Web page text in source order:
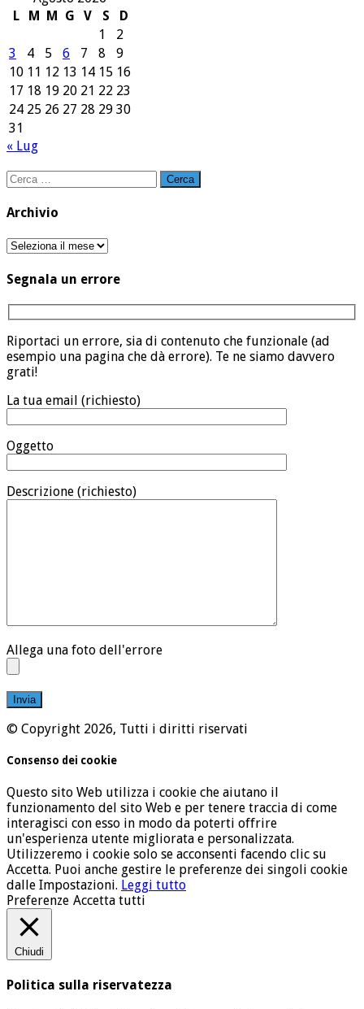
L
M M G V S
D
1
2
3
4 5 6 7 8
9
10 11 12 13 14 15 16
17 18 19 20 21 22 23
24 25 26 27 28 29 30
31
« Lug
Ricerca
per:
Archivio
Archivio
Segnala un errore
Riportaci un errore, sia di contenuto che funzionale (ad
esempio una pagina che dà errore). Te ne siamo davvero
grati!
La tua email (richiesto)
Oggetto
Descrizione (richiesto)
Allega una foto dell'errore
© Copyright 2026, Tutti i diritti riservati
Consenso dei cookie
Questo sito Web utilizza i cookie che aiutano il
funzionamento del sito Web e per tenere traccia di come
interagisci con esso in modo da poterti offrire
un'esperienza utente migliorata e personalizzata.
Utilizzeremo i cookie solo se acconsenti facendo clic su
Accetta. Puoi anche gestire le preferenze dei singoli cookie
dalle Impostazioni. Leggi tutto
Preferenze Accetta tutti
Chiudi
Politica sulla riservatezza